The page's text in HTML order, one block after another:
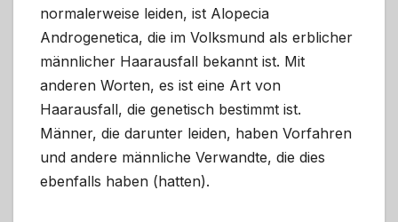
normalerweise leiden, ist Alopecia
Androgenetica, die im Volksmund als erblicher
männlicher Haarausfall bekannt ist. Mit
anderen Worten, es ist eine Art von
Haarausfall, die genetisch bestimmt ist.
Männer, die darunter leiden, haben Vorfahren
und andere männliche Verwandte, die dies
ebenfalls haben (hatten).